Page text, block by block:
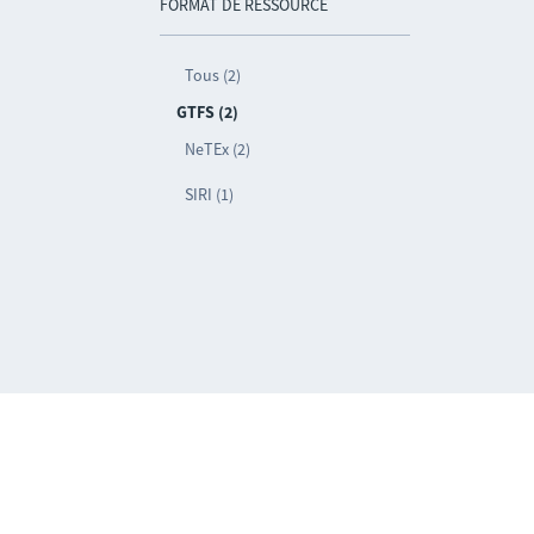
FORMAT DE RESSOURCE
Tous (2)
GTFS (2)
NeTEx (2)
SIRI (1)